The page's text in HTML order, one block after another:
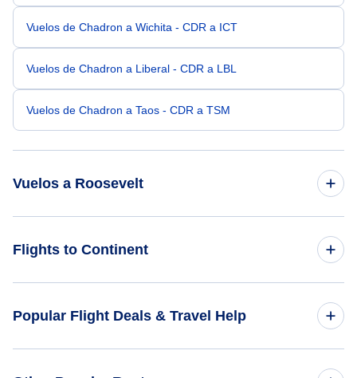
Vuelos de Chadron a Wichita - CDR a ICT
Vuelos de Chadron a Liberal - CDR a LBL
Vuelos de Chadron a Taos - CDR a TSM
Vuelos a Roosevelt
Vuelos de Duluth a Roosevelt - DLH a ROL
Flights to Continent
Popular Flight Deals & Travel Help